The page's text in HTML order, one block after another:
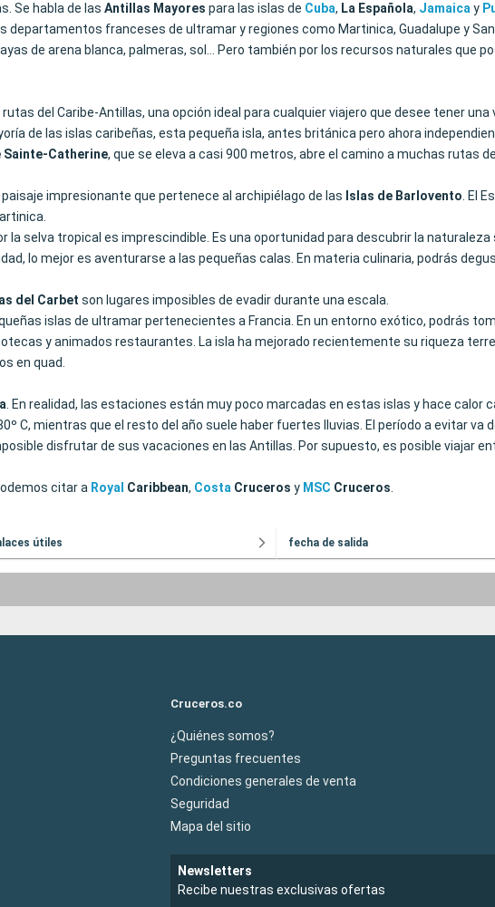
Se habla de las Antillas Mayores para las islas de Cuba, La Española, Jamaica y
departamentos franceses de ultramar y regiones como Martinica, Guadalupe y
de arena blanca, palmeras, sol… Pero también por los recursos naturales que
del Caribe-Antillas, una opción ideal para cualquier viajero que desee tener una
de las islas caribeñas, esta pequeña isla, antes británica pero ahora
Sainte-Catherine, que se eleva a casi 900 metros, abre el camino a muchas rutas
impresionante que pertenece al archipiélago de las Islas de Barlovento . El
la selva tropical es imprescindible. Es una oportunidad para descubrir la naturaleza
lo mejor es aventurarse a las pequeñas calas. En materia culinaria, podrás
del Carbet son lugares imposibles de evadir durante una escala.
islas de ultramar pertenecientes a Francia. En un entorno exótico, podrás
y animados restaurantes. La isla ha mejorado recientemente su riqueza
en quad.
. En realidad, las estaciones están muy poco marcadas en estas islas y hace calor
C, mientras que el resto del año suele haber fuertes lluvias. El período a evitar va
disfrutar de sus vacaciones en las Antillas. Por supuesto, es posible viajar
citar a Royal Caribbean, Costa Cruceros y MSC Cruceros
útiles fecha de salida
Cruceros.co
¿Quiénes somos?
Preguntas frecuentes
Condiciones generales de venta
Seguridad
Mapa del sitio
Newsletters
Recibe nuestras exclusivas ofertas